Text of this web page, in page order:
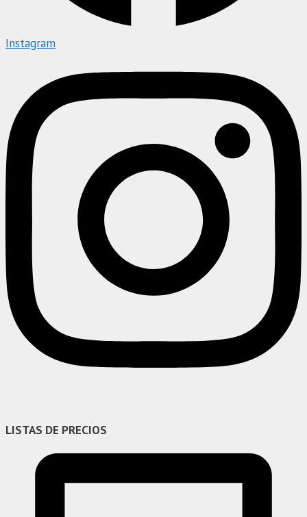
Instagram
LISTAS DE PRECIOS